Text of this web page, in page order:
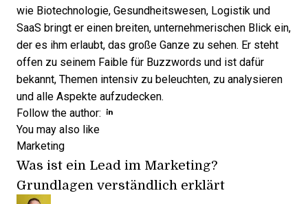
wie Biotechnologie, Gesundheitswesen, Logistik und
SaaS bringt er einen breiten, unternehmerischen Blick ein,
der es ihm erlaubt, das große Ganze zu sehen. Er steht
offen zu seinem Faible für Buzzwords und ist dafür
bekannt, Themen intensiv zu beleuchten, zu analysieren
und alle Aspekte aufzudecken.
Follow the author: Opens new window
You may also like
Marketing
Was ist ein Lead im Marketing?
Grundlagen verständlich erklärt